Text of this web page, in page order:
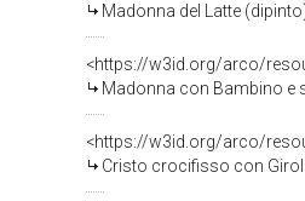
Madonna del Latte
<https://w3id.org/arco/
Madonna con Bambino e
<https://w3id.org/arco/
Cristo crocifisso con